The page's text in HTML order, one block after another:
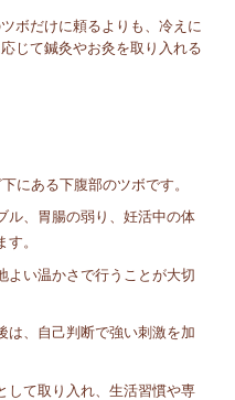
ボだけに頼るよりも、冷えに
じて鍼灸やお灸を取り入れる
にある下腹部のツボです。
ル、胃腸の弱り、妊活中の体
。
よい温かさで行うことが大切
は、自己判断で強い刺激を加
して取り入れ、生活習慣や専